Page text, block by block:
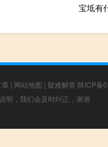
宝坻有
| 网站地图 | 疑难解答 陕ICP备
明，我们会及时纠正，谢谢